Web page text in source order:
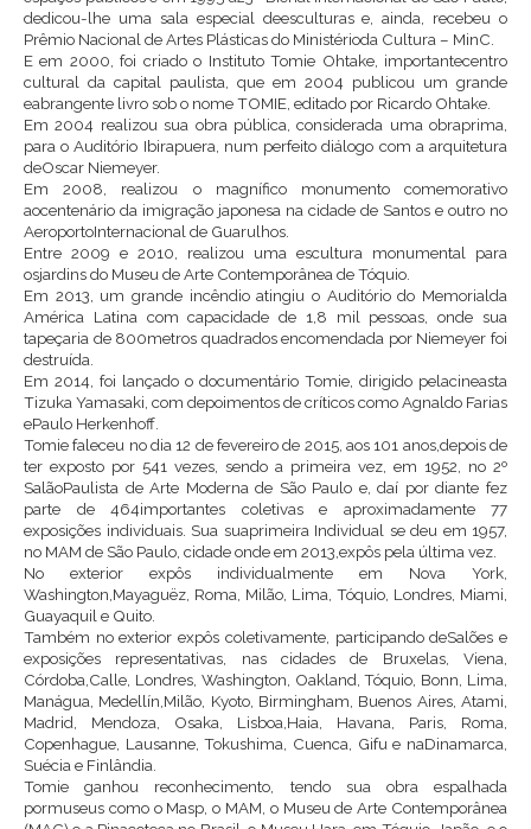
dedicou-lhe uma sala especial deesculturas e, ainda, recebeu o
Prêmio Nacional de Artes Plásticas do Ministérioda Cultura – MinC.
E em 2000, foi criado o Instituto Tomie Ohtake, importantecentro
cultural da capital paulista, que em 2004 publicou um grande
eabrangente livro sob o nome TOMIE, editado por Ricardo Ohtake.
Em 2004 realizou sua obra pública, considerada uma obraprima,
para o Auditório Ibirapuera, num perfeito diálogo com a arquitetura
deOscar Niemeyer.
Em 2008, realizou o magnífico monumento comemorativo
aocentenário da imigração japonesa na cidade de Santos e outro no
AeroportoInternacional de Guarulhos.
Entre 2009 e 2010, realizou uma escultura monumental para
osjardins do Museu de Arte Contemporânea de Tóquio.
Em 2013, um grande incêndio atingiu o Auditório do Memorialda
América Latina com capacidade de 1,8 mil pessoas, onde sua
tapeçaria de 800metros quadrados encomendada por Niemeyer foi
destruída.
Em 2014, foi lançado o documentário Tomie, dirigido pelacineasta
Tizuka Yamasaki, com depoimentos de críticos como Agnaldo Farias
ePaulo Herkenhoff.
Tomie faleceu no dia 12 de fevereiro de 2015, aos 101 anos,depois de
ter exposto por 541 vezes, sendo a primeira vez, em 1952, no 2º
SalãoPaulista de Arte Moderna de São Paulo e, daí por diante fez
parte de 464importantes coletivas e aproximadamente 77
exposições individuais. Sua suaprimeira Individual se deu em 1957,
no MAM de São Paulo, cidade onde em 2013,expôs pela última vez.
No exterior expôs individualmente em Nova York,
Washington,Mayaguëz, Roma, Milão, Lima, Tóquio, Londres, Miami,
Guayaquil e Quito.
Também no exterior expôs coletivamente, participando deSalões e
exposições representativas, nas cidades de Bruxelas, Viena,
Córdoba,Calle, Londres, Washington, Oakland, Tóquio, Bonn, Lima,
Manágua, Medellín,Milão, Kyoto, Birmingham, Buenos Aires, Atami,
Madrid, Mendoza, Osaka, Lisboa,Haia, Havana, Paris, Roma,
Copenhague, Lausanne, Tokushima, Cuenca, Gifu e naDinamarca,
Suécia e Finlândia.
Tomie ganhou reconhecimento, tendo sua obra espalhada
pormuseus como o Masp, o MAM, o Museu de Arte Contemporânea